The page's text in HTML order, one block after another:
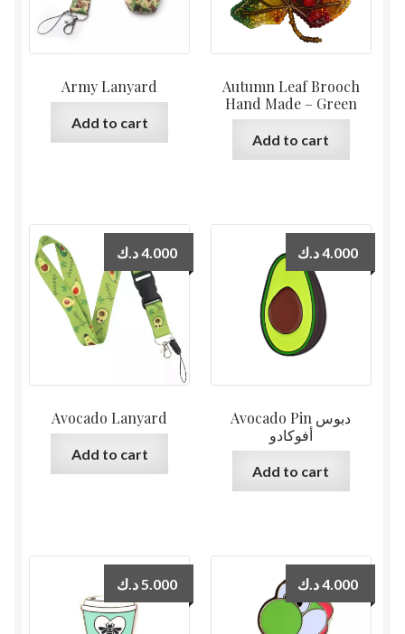
Army Lanyard
Add to cart
Autumn Leaf Brooch
Hand Made – Green
Add to cart
Avocado Lanyard
4.000د.ك
Add to cart
Avocado Pin دبوس
أفوكادو
4.000د.ك
Add to cart
5.000 د.ك 4.000د.ك